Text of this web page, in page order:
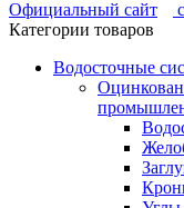
Категории товаров
Водосточные